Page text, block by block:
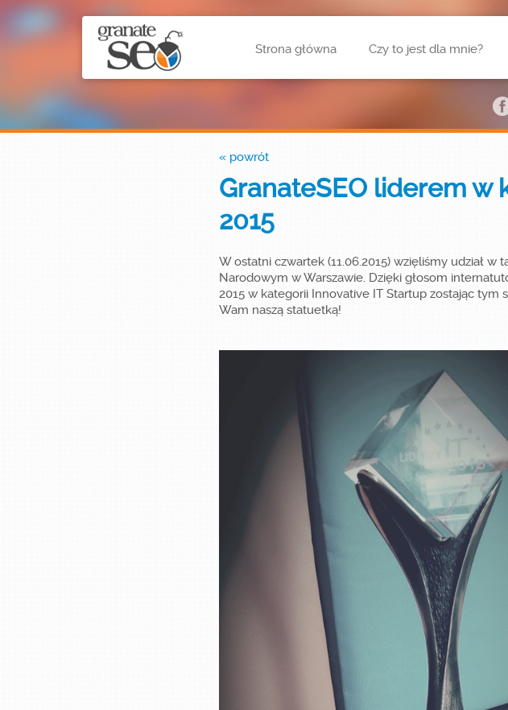
Strona główna Czy to jest dla mnie?
« powrót
GranateSEO liderem w
2015
W ostatni czwartek (11.06.2015) wzięliśmy udział
Narodowym w Warszawie. Dzięki głosom
2015 w kategorii Innovative IT Startup zostając
Wam naszą statuetką!